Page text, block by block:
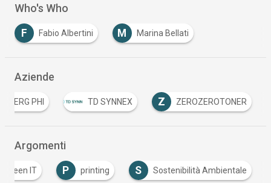
Who's Who
F Fabio Albertini M Marina Bellati
Aziende
BERG PHI TD SYNNEX Z ZEROZEROTONER
Argomenti
Green IT P printing S Sostenibilità Ambientale